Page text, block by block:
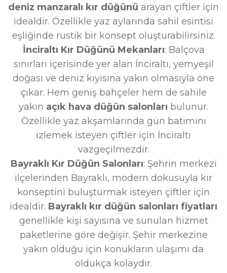
deniz manzaralı kır düğünü arayan çiftler için
idealdir. Özellikle yaz aylarında sahil esintisi
eşliğinde rustik bir konsept oluşturabilirsiniz.
İnciraltı Kır Düğünü Mekanları: Balçova
sınırları içerisinde yer alan İnciraltı, yemyeşil
doğası ve deniz kıyısına yakın olmasıyla öne
çıkar. Hem geniş bahçeler hem de sahile
yakın açık hava düğün salonları bulunur.
Özellikle yaz akşamlarında gün batımını
izlemek isteyen çiftler için İnciraltı
vazgeçilmezdir.
Bayraklı Kır Düğün Salonları: Şehrin merkezi
ilçelerinden Bayraklı, modern dokusuyla kır
konseptini buluşturmak isteyen çiftler için
idealdir. Bayraklı kır düğün salonları fiyatları
genellikle kişi sayısına ve sunulan hizmet
paketlerine göre değişir. Şehir merkezine
yakın olduğu için konukların ulaşımı da
oldukça kolaydır.